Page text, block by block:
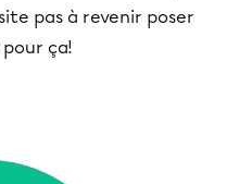
pas à revenir poser
ça!